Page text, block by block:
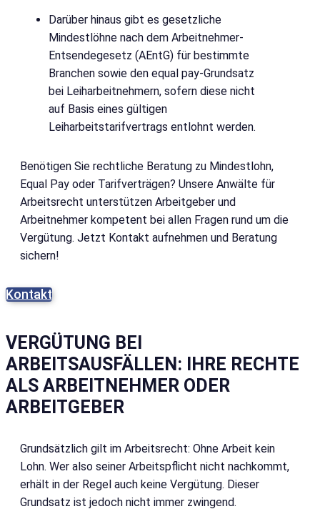
Darüber hinaus gibt es gesetzliche
Mindestlöhne nach dem Arbeitnehmer-
Entsendegesetz (AEntG) für bestimmte
Branchen sowie den equal pay-Grundsatz
bei Leiharbeitnehmern, sofern diese nicht
auf Basis eines gültigen
Leiharbeitstarifvertrags entlohnt werden.
Benötigen Sie rechtliche Beratung zu Mindestlohn,
Equal Pay oder Tarifverträgen? Unsere Anwälte für
Arbeitsrecht unterstützen Arbeitgeber und
Arbeitnehmer kompetent bei allen Fragen rund um die
Vergütung. Jetzt Kontakt aufnehmen und Beratung
sichern!
Kontakt
VERGÜTUNG BEI
ARBEITSAUSFÄLLEN: IHRE RECHTE
ALS ARBEITNEHMER ODER
ARBEITGEBER
Grundsätzlich gilt im Arbeitsrecht: Ohne Arbeit kein
Lohn. Wer also seiner Arbeitspflicht nicht nachkommt,
erhält in der Regel auch keine Vergütung. Dieser
Grundsatz ist jedoch nicht immer zwingend.